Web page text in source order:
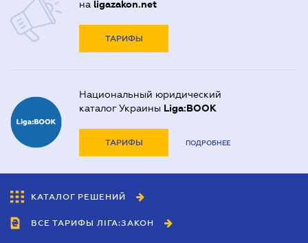
на ligazakon.net
ТАРИФЫ
Национальный юридический
каталог Украины Liga:BOOK
ТАРИФЫ ПОДРОБНЕЕ
КАТАЛОГ РЕШЕНИЙ
ВСЕ ТАРИФЫ ЛІГА:ЗАКОН